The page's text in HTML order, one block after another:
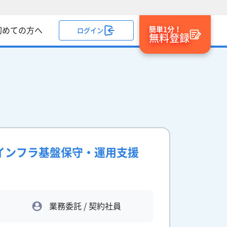
めての方へ ログイン 簡単1分！
無料登録
フラ基盤保守・運用支援
業務委託 / 契約社員